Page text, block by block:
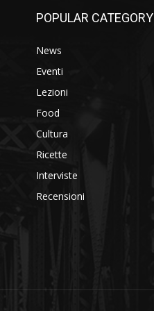
POPULAR CATEGORY
News
Eventi
Lezioni
Food
Cultura
Ricette
Interviste
Recensioni